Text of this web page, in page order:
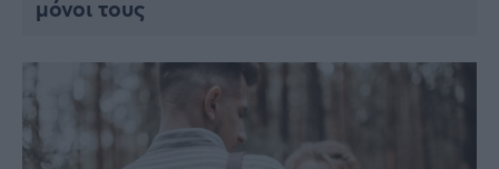
μόνοι τους